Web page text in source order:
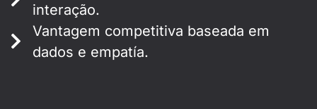
interação.
Vantagem competitiva baseada em
dados e empatía.